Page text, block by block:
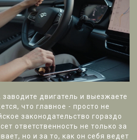
заводите двигатель и выезжаете
что главное - просто не
законодательство гораздо
ответственность не только за
но и за то, как он себя ведет